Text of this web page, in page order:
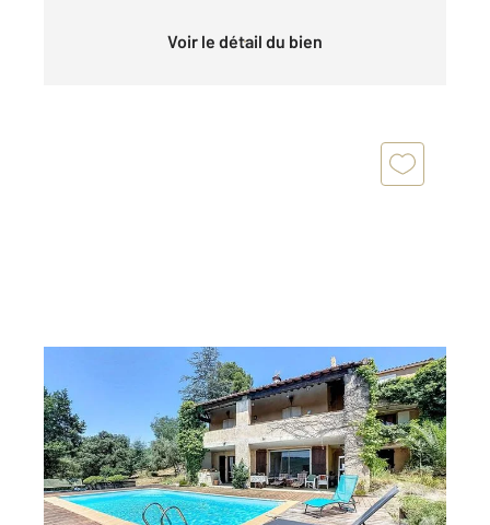
Voir le détail du bien
MONTAURIOL 66
282,10 m
, 7 pièces
Ref : 749
Maison à vendre
475 000 €